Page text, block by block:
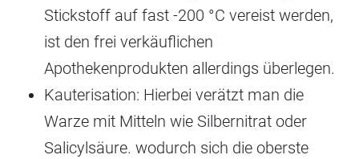
Stickstoff auf fast -200 °C vereist werden,
ist den frei verkäuflichen
Apothekenprodukten allerdings überlegen.
Kauterisation: Hierbei verätzt man die
Warze mit Mitteln wie Silbernitrat oder
Salicylsäure. wodurch sich die oberste